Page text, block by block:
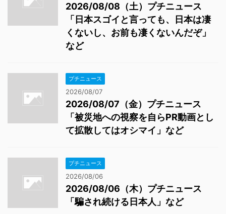
2026/08/08（土）プチニュース
「日本スゴイと言っても、日本は凄
くないし、お前も凄くないんだぞ」
など
プチニュース
2026/08/07
2026/08/07（金）プチニュース
「被災地への視察を自らPR動画とし
て拡散してはオシマイ」など
プチニュース
2026/08/06
2026/08/06（木）プチニュース
「騙され続ける日本人」など